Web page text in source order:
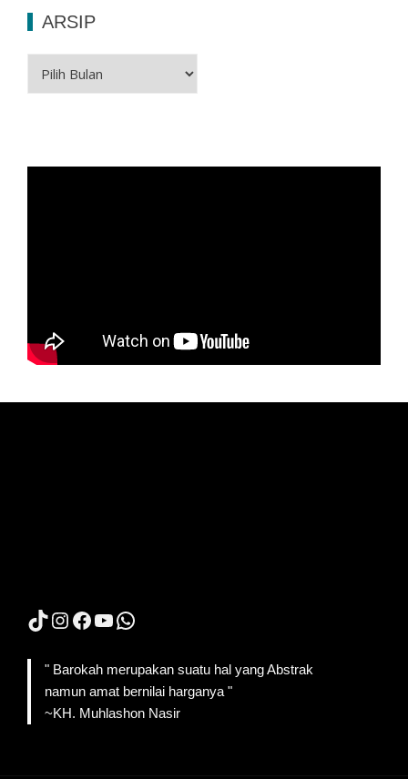
ARSIP
TikTok
Instagram
Facebook
YouTube
WhatsApp
" Barokah merupakan suatu hal yang Abstrak
namun amat bernilai harganya "
~KH. Muhlashon Nasir